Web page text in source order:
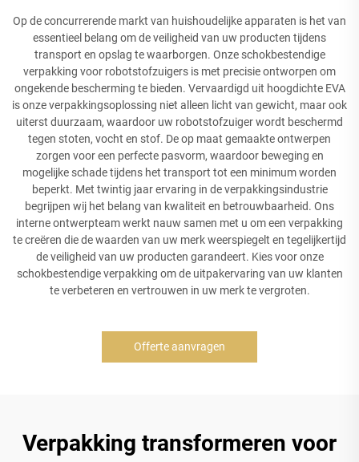
Op de concurrerende markt van huishoudelijke apparaten is het van
essentieel belang om de veiligheid van uw producten tijdens
transport en opslag te waarborgen. Onze schokbestendige
verpakking voor robotstofzuigers is met precisie ontworpen om
ongekende bescherming te bieden. Vervaardigd uit hoogdichte EVA
is onze verpakkingsoplossing niet alleen licht van gewicht, maar ook
uiterst duurzaam, waardoor uw robotstofzuiger wordt beschermd
tegen stoten, vocht en stof. De op maat gemaakte ontwerpen
zorgen voor een perfecte pasvorm, waardoor beweging en
mogelijke schade tijdens het transport tot een minimum worden
beperkt. Met twintig jaar ervaring in de verpakkingsindustrie
begrijpen wij het belang van kwaliteit en betrouwbaarheid. Ons
interne ontwerpteam werkt nauw samen met u om een verpakking
te creëren die de waarden van uw merk weerspiegelt en tegelijkertijd
de veiligheid van uw producten garandeert. Kies voor onze
schokbestendige verpakking om de uitpakervaring van uw klanten
te verbeteren en vertrouwen in uw merk te vergroten.
Offerte aanvragen
Verpakking transformeren voor